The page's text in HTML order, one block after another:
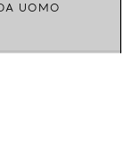
UOMO